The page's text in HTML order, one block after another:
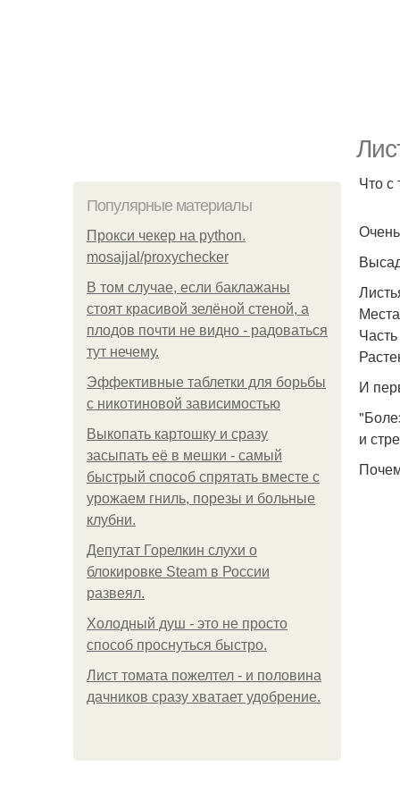
Популярные материалы
Прокси чекер на python.
mosajjal/proxychecker
В том случае, если баклажаны
стоят красивой зелёной стеной, а
плодов почти не видно - радоваться
тут нечему.
Эффективные таблетки для борьбы
с никотиновой зависимостью
Выкопать картошку и сразу
засыпать её в мешки - самый
быстрый способ спрятать вместе с
урожаем гниль, порезы и больные
клубни.
Депутат Горелкин слухи о
блокировке Steam в России
развеял.
Холодный душ - это не просто
способ проснуться быстро.
Лист томата пожелтел - и половина
дачников сразу хватает удобрение.
Что с
И
и